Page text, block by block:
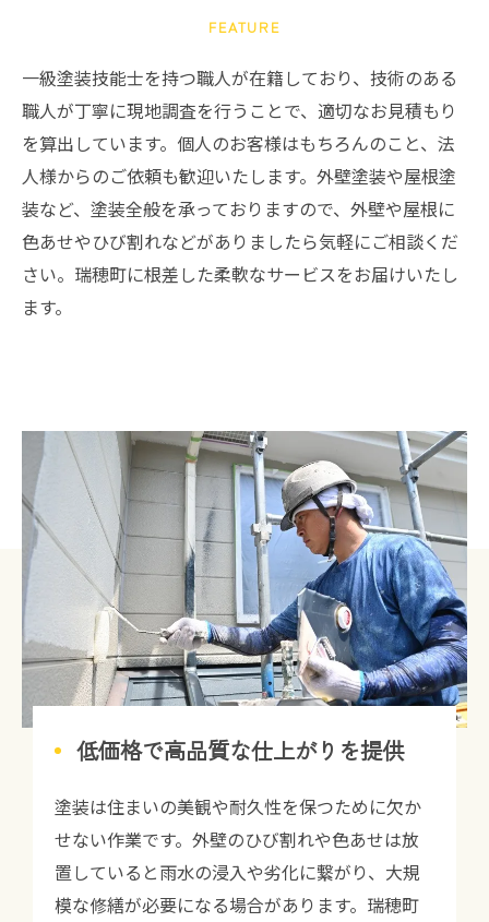
FEATURE
一級塗装技能士を持つ職人が在籍しており、技術のある
職人が丁寧に現地調査を行うことで、適切なお見積もり
を算出しています。個人のお客様はもちろんのこと、法
人様からのご依頼も歓迎いたします。外壁塗装や屋根塗
装など、塗装全般を承っておりますので、外壁や屋根に
色あせやひび割れなどがありましたら気軽にご相談くだ
さい。瑞穂町に根差した柔軟なサービスをお届けいたし
ます。
低価格で高品質な仕上がりを提供
塗装は住まいの美観や耐久性を保つために欠か
せない作業です。外壁のひび割れや色あせは放
置していると雨水の浸入や劣化に繋がり、大規
模な修繕が必要になる場合があります。瑞穂町